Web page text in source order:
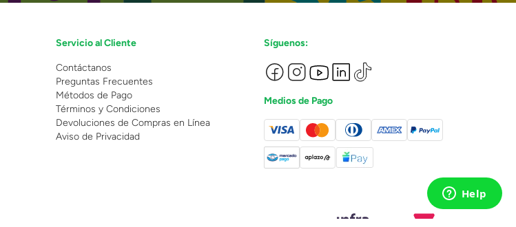
Servicio al Cliente
Contáctanos
Preguntas Frecuentes
Métodos de Pago
Términos y Condiciones
Devoluciones de Compras en Línea
Aviso de Privacidad
Síguenos:
Medios de Pago